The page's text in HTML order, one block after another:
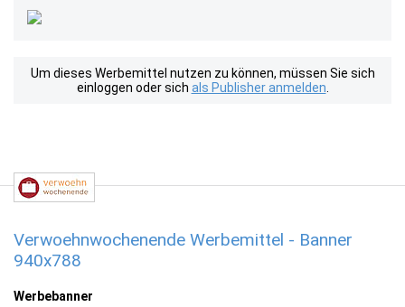
Um dieses Werbemittel nutzen zu können, müssen Sie sich
einloggen oder sich als Publisher anmelden
Verwoehnwochenende Werbemittel - Banner
940x788
Werbebanner